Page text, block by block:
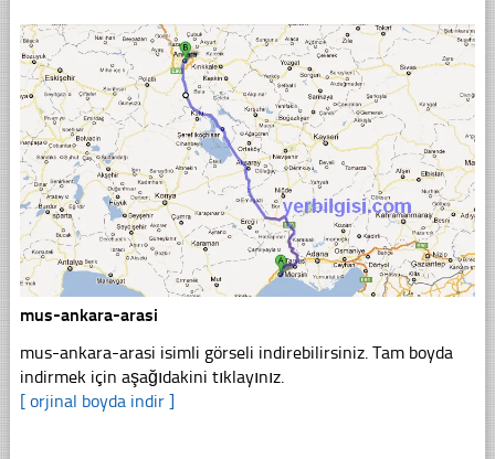
mus-ankara-arasi
mus-ankara-arasi isimli görseli indirebilirsiniz. Tam boyda
indirmek için aşağıdakini tıklayınız.
[ orjinal boyda indir ]